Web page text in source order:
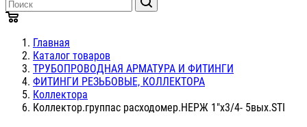
Главная
Каталог товаров
ТРУБОПРОВОДНАЯ АРМАТУРА И ФИТИНГИ
ФИТИНГИ РЕЗЬБОВЫЕ, КОЛЛЕКТОРА
Коллектора
Коллектор.группас расходомер.НЕРЖ 1"х3/4- 5вых.STI